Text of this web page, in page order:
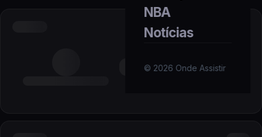
NBA
Notícias
© 2026 Onde Assistir